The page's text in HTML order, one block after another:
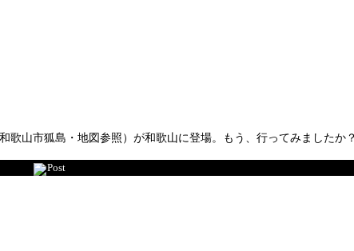
山市狐島・地図参照）が和歌山に登場。もう、行ってみましたか
Post